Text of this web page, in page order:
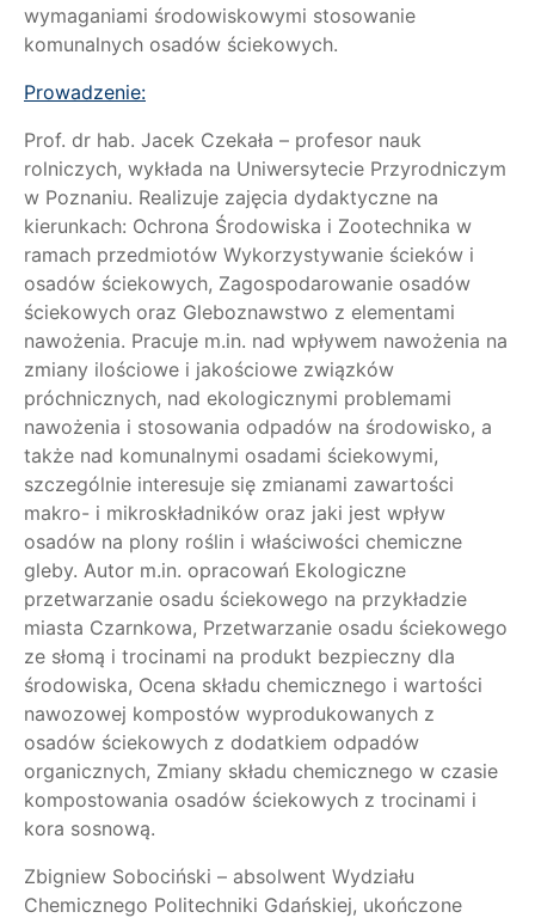
wymaganiami środowiskowymi stosowanie
komunalnych osadów ściekowych.
Prowadzenie:
Prof. dr hab. Jacek Czekała – profesor nauk
rolniczych, wykłada na Uniwersytecie Przyrodniczym
w Poznaniu. Realizuje zajęcia dydaktyczne na
kierunkach: Ochrona Środowiska i Zootechnika w
ramach przedmiotów Wykorzystywanie ścieków i
osadów ściekowych, Zagospodarowanie osadów
ściekowych oraz Gleboznawstwo z elementami
nawożenia. Pracuje m.in. nad wpływem nawożenia na
zmiany ilościowe i jakościowe związków
próchnicznych, nad ekologicznymi problemami
nawożenia i stosowania odpadów na środowisko, a
także nad komunalnymi osadami ściekowymi,
szczególnie interesuje się zmianami zawartości
makro- i mikroskładników oraz jaki jest wpływ
osadów na plony roślin i właściwości chemiczne
gleby. Autor m.in. opracowań Ekologiczne
przetwarzanie osadu ściekowego na przykładzie
miasta Czarnkowa, Przetwarzanie osadu ściekowego
ze słomą i trocinami na produkt bezpieczny dla
środowiska, Ocena składu chemicznego i wartości
nawozowej kompostów wyprodukowanych z
osadów ściekowych z dodatkiem odpadów
organicznych, Zmiany składu chemicznego w czasie
kompostowania osadów ściekowych z trocinami i
kora sosnową.
Zbigniew Sobociński – absolwent Wydziału
Chemicznego Politechniki Gdańskiej, ukończone